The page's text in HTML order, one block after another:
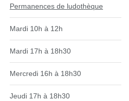
Permanences de ludothèque
Mardi 10h à 12h
Mardi 17h à 18h30
Mercredi 16h à 18h30
Jeudi 17h à 18h30